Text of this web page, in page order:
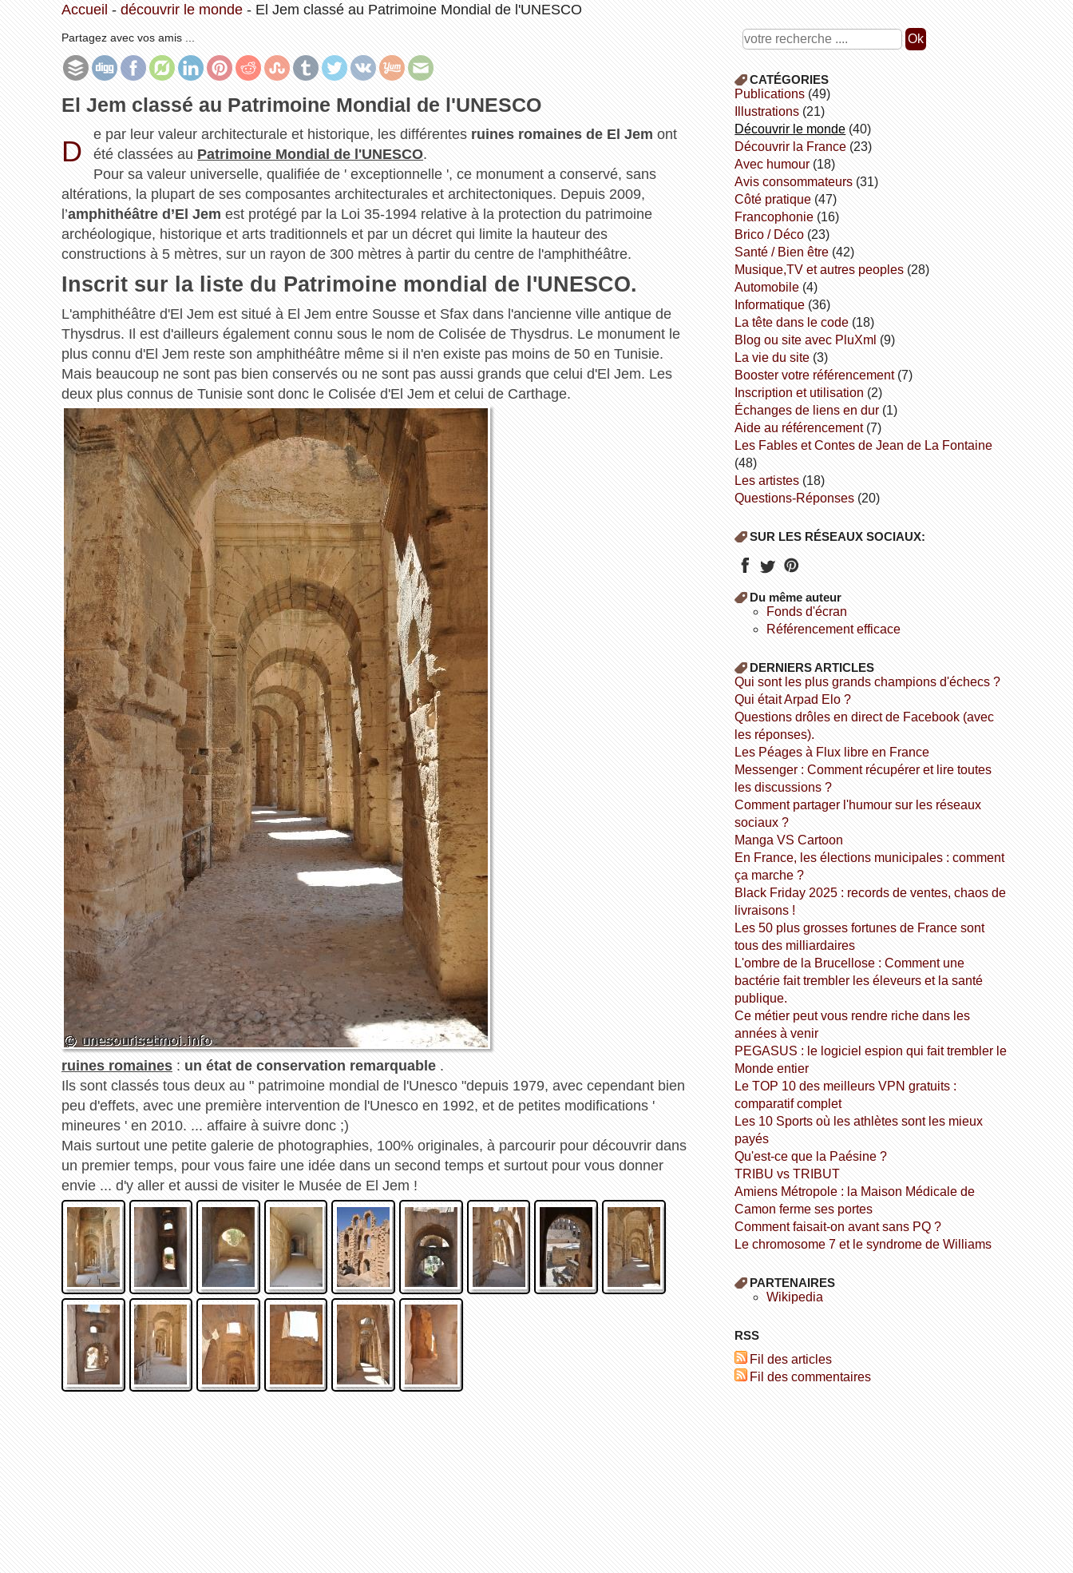
Accueil - découvrir le monde- El Jem classé au Patrimoine Mondial de l'UNESCO
Partagez avec vos amis ...
El Jem classé au Patrimoine Mondial de l'UNESCO
D
e par leur valeur architecturale et historique, les différentes ruines romaines de El Jem ont
été classées au Patrimoine Mondial de l'UNESCO.
Pour sa valeur universelle, qualifiée de ' exceptionnelle ', ce monument a conservé, sans
altérations, la plupart de ses composantes architecturales et architectoniques. Depuis 2009,
l’amphithéâtre d’El Jem est protégé par la Loi 35-1994 relative à la protection du patrimoine
archéologique, historique et arts traditionnels et par un décret qui limite la hauteur des
constructions à 5 mètres, sur un rayon de 300 mètres à partir du centre de l'amphithéâtre.
Inscrit sur la liste du Patrimoine mondial de l'UNESCO.
L'amphithéâtre d'El Jem est situé à El Jem entre Sousse et Sfax dans l'ancienne ville antique de
Thysdrus. Il est d'ailleurs également connu sous le nom de Colisée de Thysdrus. Le monument le
plus connu d'El Jem reste son amphithéâtre même si il n'en existe pas moins de 50 en Tunisie.
Mais beaucoup ne sont pas bien conservés ou ne sont pas aussi grands que celui d'El Jem. Les
deux plus connus de Tunisie sont donc le Colisée d'El Jem et celui de Carthage.
ruines romaines: un état de conservation remarquable.
Ils sont classés tous deux au " patrimoine mondial de l'Unesco "depuis 1979, avec cependant bien
peu d'effets, avec une première intervention de l'Unesco en 1992, et de petites modifications '
mineures ' en 2010. ... affaire à suivre donc ;)
Mais surtout une petite galerie de photographies, 100% originales, à parcourir pour découvrir dans
un premier temps, pour vous faire une idée dans un second temps et surtout pour vous donner
envie ... d'y aller et aussi de visiter le Musée de El Jem !
CATÉGORIES
publications (49)
illustrations (21)
découvrir le monde (40)
découvrir la France (23)
avec humour (18)
avis consommateurs (31)
côté pratique (47)
Francophonie (16)
Brico / Déco (23)
Santé / Bien être (42)
Musique,TV et autres peoples (28)
Automobile (4)
informatique (36)
la tête dans le code (18)
Blog ou site avec PluXml (9)
la vie du site (3)
booster votre référencement(7)
inscription et utilisation (2)
échanges de liens en dur (1)
aide au référencement(7)
Les Fables et Contes de Jean de La Fontaine
(48)
Les artistes (18)
Questions-Réponses (20)
SUR LES RÉSEAUX SOCIAUX:
Du même auteur
fonds d'écran
référencement efficace
DERNIERS ARTICLES
Qui sont les plus grands champions d'échecs ?
Qui était Arpad Elo ?
Questions drôles en direct de Facebook (avec
les réponses).
Les Péages à Flux libre en France
Messenger : Comment récupérer et lire toutes
les discussions ?
Comment partager l'humour sur les réseaux
sociaux ?
Manga VS Cartoon
En France, les élections municipales : comment
ça marche ?
Black Friday 2025 : records de ventes, chaos de
livraisons !
Les 50 plus grosses fortunes de France sont
tous des milliardaires
L'ombre de la Brucellose : Comment une
bactérie fait trembler les éleveurs et la santé
publique.
Ce métier peut vous rendre riche dans les
années à venir
PEGASUS : le logiciel espion qui fait trembler le
Monde entier
Le TOP 10 des meilleurs VPN gratuits :
comparatif complet
Les 10 Sports où les athlètes sont les mieux
payés
Qu'est-ce que la Paésine ?
TRIBU vs TRIBUT
Amiens Métropole : la Maison Médicale de
Camon ferme ses portes
Comment faisait-on avant sans PQ ?
Le chromosome 7 et le syndrome de Williams
PARTENAIRES
wikipedia
RSS
Fil des articles
Fil des commentaires